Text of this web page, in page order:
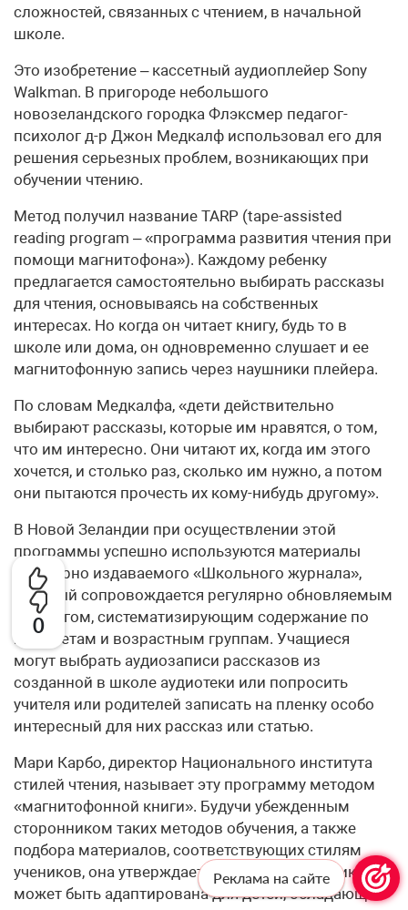
0
сложностей, связанных с чтением, в начальной
школе.
Это изобретение – кассетный аудиоплейер Sony
Walkman. В пригороде небольшого
новозеландского городка Флэксмер педагог-
психолог д-р Джон Медкалф использовал его для
решения серьезных проблем, возникающих при
обучении чтению.
Метод получил название TARP (tape-assisted
reading program – «программа развития чтения при
помощи магнитофона»). Каждому ребенку
предлагается самостоятельно выбирать рассказы
для чтения, основываясь на собственных
интересах. Но когда он читает книгу, будь то в
школе или дома, он одновременно слушает и ее
магнитофонную запись через наушники плейера.
По словам Медкалфа, «дети действительно
выбирают рассказы, которые им нравятся, о том,
что им интересно. Они читают их, когда им этого
хочется, и столько раз, сколько им нужно, а потом
они пытаются прочесть их кому-нибудь другому».
В Новой Зеландии при осуществлении этой
программы успешно используются материалы
регулярно издаваемого «Школьного журнала»,
который сопровождается регулярно обновляемым
каталогом, систематизирующим содержание по
предметам и возрастным группам. Учащиеся
могут выбрать аудиозаписи рассказов из
созданной в школе аудиотеки или попросить
учителя или родителей записать на пленку особо
интересный для них рассказ или статью.
Мари Карбо, директор Национального института
стилей чтения, называет эту программу методом
«магнитофонной книги». Будучи убежденным
сторонником таких методов обучения, а также
подбора материалов, соответствующих стилям
учеников, она утверждает, что данная методика
может быть адаптирована для детей, обладающих
Реклама на сайте